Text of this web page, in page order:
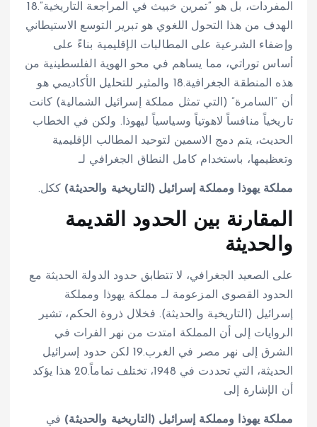
المفردات، بل هو “تمرين خبيث في المراجعة التاريخية”.18
الهدف من هذا التحول اللغوي هو تبرير التوسع الاستيطاني
وإضفاء الشرعية على المطالبات الإقليمية بناءً على
أساس توراتي، مما يساهم في محو الهوية الفلسطينية من
هذه المنطقة الجغرافية.18 والمثير للتحليل الأكاديمي هو
أن “السامرة” (التي تمثل مملكة إسرائيل الشمالية) كانت
تاريخياً منافساً لاهوتياً وسياسياً ليهوذا. ولكن في الخطاب
الحديث، يتم دمج الاسمين لتوحيد المطالب الإقليمية
وتعظيمها، باستخدام كامل النطاق الجغرافي لـ
مملكة يهوذا ومملكة إسرائيل (التاريخية والحديثة) ككل.
المقارنة بين الحدود القديمة
والحديثة
على الصعيد الجغرافي، لا تتطابق حدود الدولة الحديثة مع
الحدود القصوى المزعومة لـ مملكة يهوذا ومملكة
إسرائيل (التاريخية والحديثة). فخلال ذروة الحكم، تشير
الروايات إلى أن المملكة امتدت من نهر الفرات في
الشرق إلى نهر مصر في الغرب.19 لكن حدود إسرائيل
الحديثة، التي تحددت في 1948، تختلف تماماً.
20 هذا يؤكد
أن الإشارة إلى
مملكة يهوذا ومملكة إسرائيل (التاريخية والحديثة) في